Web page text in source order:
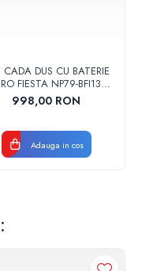
CADA DUS CU BATERIE
FIESTA NP79-BFI13U
CROM
998,00 RON
Adauga in cos